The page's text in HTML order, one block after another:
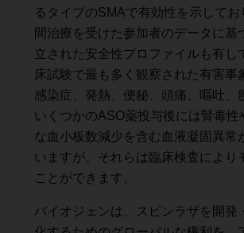
るタイプのSMAで有効性を示してお
間治療を受けた参加者のデータに基
立された安全性プロファイルも有し
床試験で最も多く観察された有害事
感染症、発熱、便秘、頭痛、嘔吐、
いくつかのASO薬投与後には腎毒性
な血小板数減少を含む血液凝固異常
いますが、それらは臨床検査により
ことができます。
バイオジェンは、スピンラザを開発